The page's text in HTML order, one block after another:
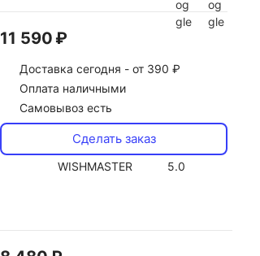
11 590 ₽
Доставка сегодня - от 390 ₽
Оплата наличными
Самовывоз есть
Сделать заказ
WISHMASTER 5.0